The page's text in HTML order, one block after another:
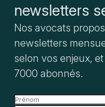
newsletters
Nos avocats
newsletters
selon vos enjeux,
7000 abonnés.